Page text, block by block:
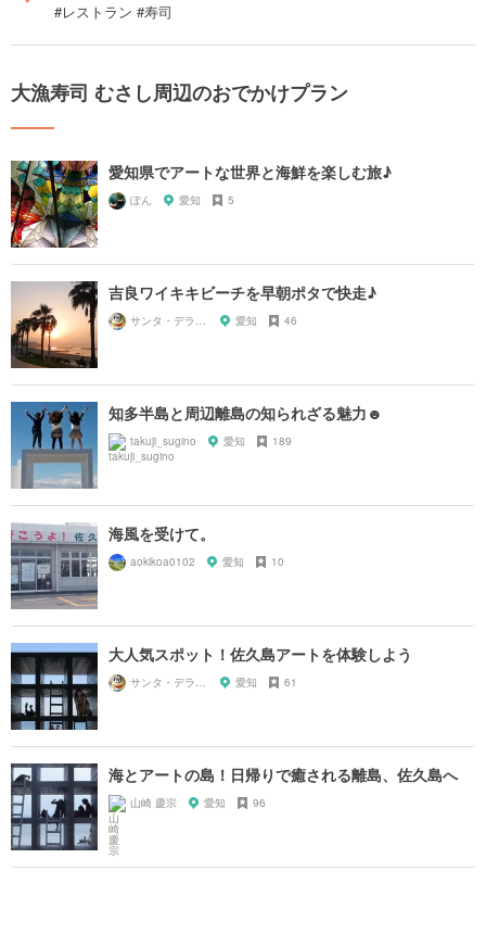
#レストラン #寿司
大漁寿司 むさし周辺のおでかけプラン
愛知県でアートな世界と海鮮を楽しむ旅♪
ぽん 愛知 5
吉良ワイキキビーチを早朝ポタで快走♪
サンタ・デラックス 愛知 46
知多半島と周辺離島の知られざる魅力☻
takuji_sugino 愛知 189
海風を受けて。
aokikoa0102 愛知 10
大人気スポット！佐久島アートを体験しよう
サンタ・デラックス 愛知 61
海とアートの島！日帰りで癒される離島、佐久島へ
山崎 慶宗 愛知 96